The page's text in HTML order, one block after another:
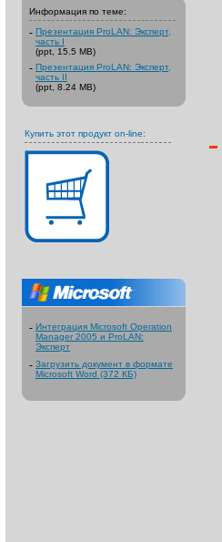
Информация по теме:
- Презентация ProLAN: Эксперт,
часть I
(ppt, 15.5 MB)
- Презентация ProLAN: Эксперт,
часть II
(ppt, 8.24 MB)
Купить этот продукт on-line:
- Интеграция Microsoft Operation
Manager 2005 и ProLAN:
Эксперт
- Загрузить документ в формате
Microsoft Word (372 КБ)